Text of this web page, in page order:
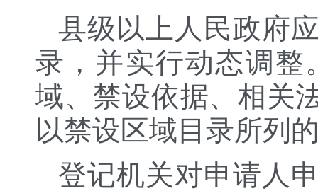
县级以上人民政府
录，并实行动态调整
域、禁设依据、相关
以禁设区域目录所列
登记机关对申请人